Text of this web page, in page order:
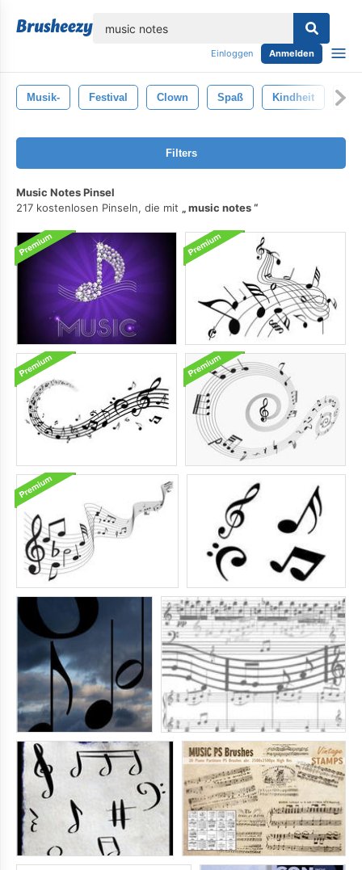
Einloggen Anmelden
Musik- Festival Clown Spaß Kindheit
Filters
Music Notes Pinsel
217 kostenlosen Pinseln, die mit
music notes